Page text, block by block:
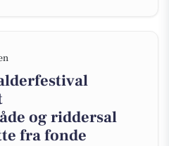
og riddersal
fra fonde